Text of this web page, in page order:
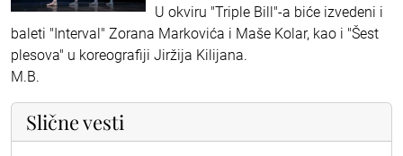
U okviru "Triple Bill"-a biće izvedeni i
baleti "Interval" Zorana Markovića i Maše Kolar, kao i "Šest
plesova" u koreografiji Jiržija Kilijana.
M.B.
Slične vesti